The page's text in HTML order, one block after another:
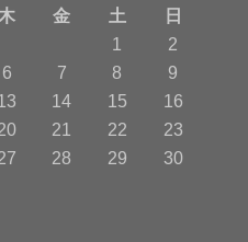
金 土
日
1
2
6 7 8
9
14 15
16
21 22
23
28 29
30